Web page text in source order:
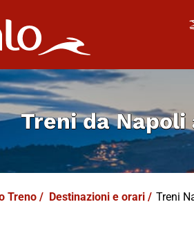
Treni daNapoli
Treno / Destinazioni e orari / Treni